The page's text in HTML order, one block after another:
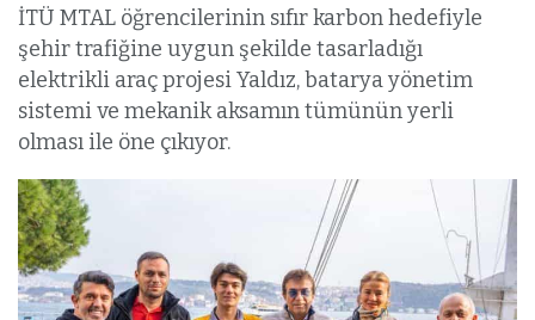
İTÜ MTAL öğrencilerinin sıfır karbon hedefiyle
şehir trafiğine uygun şekilde tasarladığı
elektrikli araç projesi Yaldız, batarya yönetim
sistemi ve mekanik aksamın tümünün yerli
olması ile öne çıkıyor.